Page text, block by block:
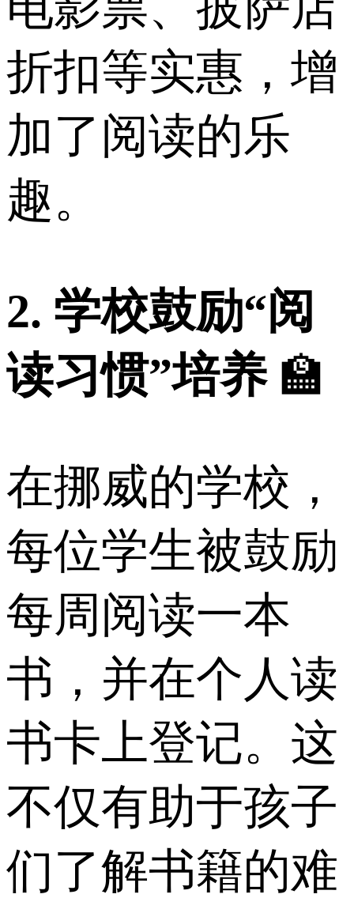
折扣等实惠，增
加了阅读的乐
趣。
2. 学校鼓励“阅
读习惯”培养🏫
在挪威的学校，
每位学生被鼓励
每周阅读一本
书，并在个人读
书卡上登记。这
不仅有助于孩子
们了解书籍的难